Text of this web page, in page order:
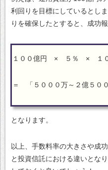
利回りを目標にしているとし
りを確保したとすると、成功
１００億円 × ５％ × １
＝ 「５０００万～２億５００
となります。
以上、手数料率の大きさや成
と投資信託における違いとな